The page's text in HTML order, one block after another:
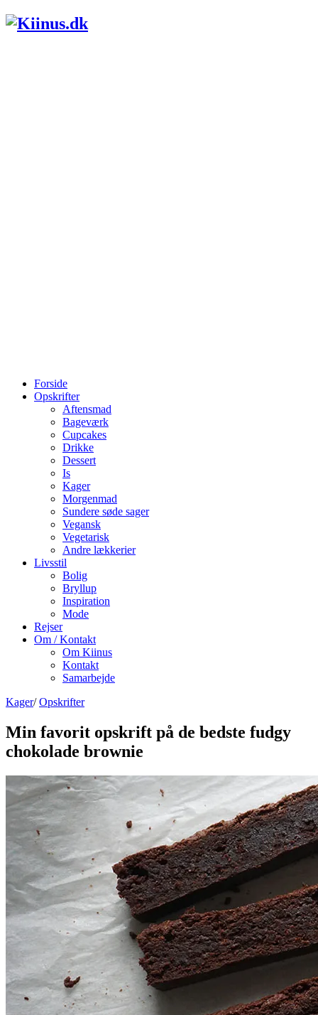
Forside
Opskrifter
Aftensmad
Bageværk
Cupcakes
Drikke
Dessert
Is
Kager
Morgenmad
Sundere søde sager
Vegansk
Vegetarisk
Andre lækkerier
Livsstil
Bolig
Bryllup
Inspiration
Mode
Rejser
Om / Kontakt
Om Kiinus
Kontakt
Samarbejde
Kager/ Opskrifter
Min favorit opskrift på de bedste fudgy
chokolade brownie